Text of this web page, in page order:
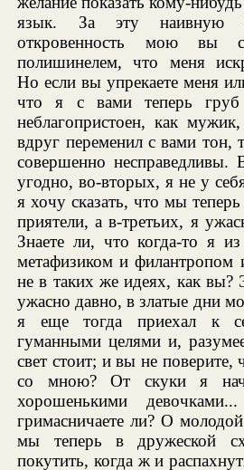
язык. За эту наивную
откровенность мою вы
полишинелем, что меня
Но если вы упрекаете меня
что я с вами теперь
неблагопристоен, как
вдруг переменил с вами тон,
совершенно несправедливы.
угодно, во-вторых, я не у
я хочу сказать, что мы теперь
приятели, а в-третьих, я
Знаете ли, что когда-то я
метафизиком и филантропом
не в таких же идеях, как
ужасно давно, в златые дни
я еще тогда приехал к
гуманными целями и,
свет стоит; и вы не поверите,
со мною? От скуки я
хорошенькими
гримасничаете ли? О
мы теперь в дружеской
покутить, когда ж и